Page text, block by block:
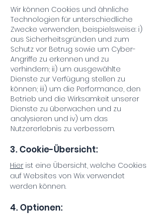
Wir können Cookies und ähnliche
Technologien für unterschiedliche
Zwecke verwenden, beispielsweise: i)
aus Sicherheitsgründen und zum
Schutz vor Betrug sowie um Cyber-
Angriffe zu erkennen und zu
verhindern; ii) um ausgewählte
Dienste zur Verfügung stellen zu
können; iii) um die Performance, den
Betrieb und die Wirksamkeit unserer
Dienste zu überwachen und zu
analysieren und iv) um das
Nutzererlebnis zu verbessern.
3. Cookie-Übersicht:
Hier ist eine Übersicht, welche Cookies
auf Websites von Wix verwendet
werden können.
4. Optionen: